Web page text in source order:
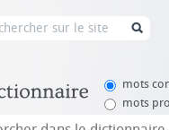
mots
mots